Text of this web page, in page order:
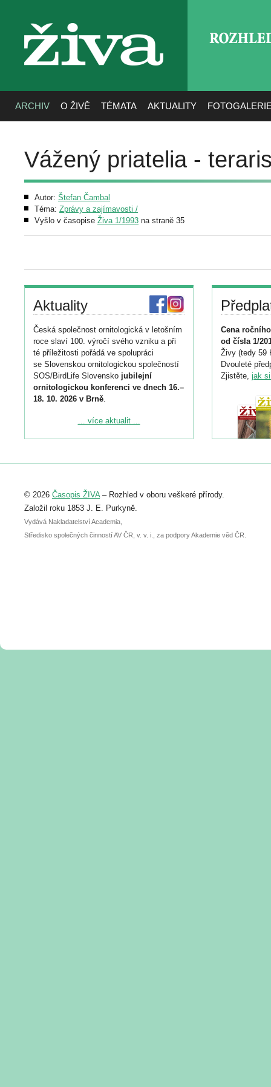
živa
ARCHIV O ŽIVĚ TÉMATA AKTUALITY
Vážený priatelia -
Autor: Štefan Čambal
Téma: Zprávy a zajímavosti /
Vyšlo v časopise Živa 1/1993 na straně 35
Aktuality
Česká společnost ornitologická v letošním
roce slaví 100. výročí svého vzniku a při
té příležitosti pořádá ve spolupráci
se Slovenskou ornitologickou společností
SOS/BirdLife Slovensko jubilejní
ornitologickou konferenci ve dnech 16.–
18. 10. 2026 v Brně.
Podrobnější informace ke konferenci
Registrovat se můžete do 6. září.
abstraktu přihlášené přednášky nebo
posteru je už 30. června.
... více aktualit ...
Cena
od čísla 1/
Živy (tedy 59
Dvouleté
Zjistěte, jak
© 2026 Časopis ŽIVA– Rozhled v oboru veškeré přírody.
Založil roku 1853 J. E. Purkyně.
Vydává Nakladatelství Academia,
Středisko společných činností AV ČR, v. v. i., za podpory Akademie věd ČR.